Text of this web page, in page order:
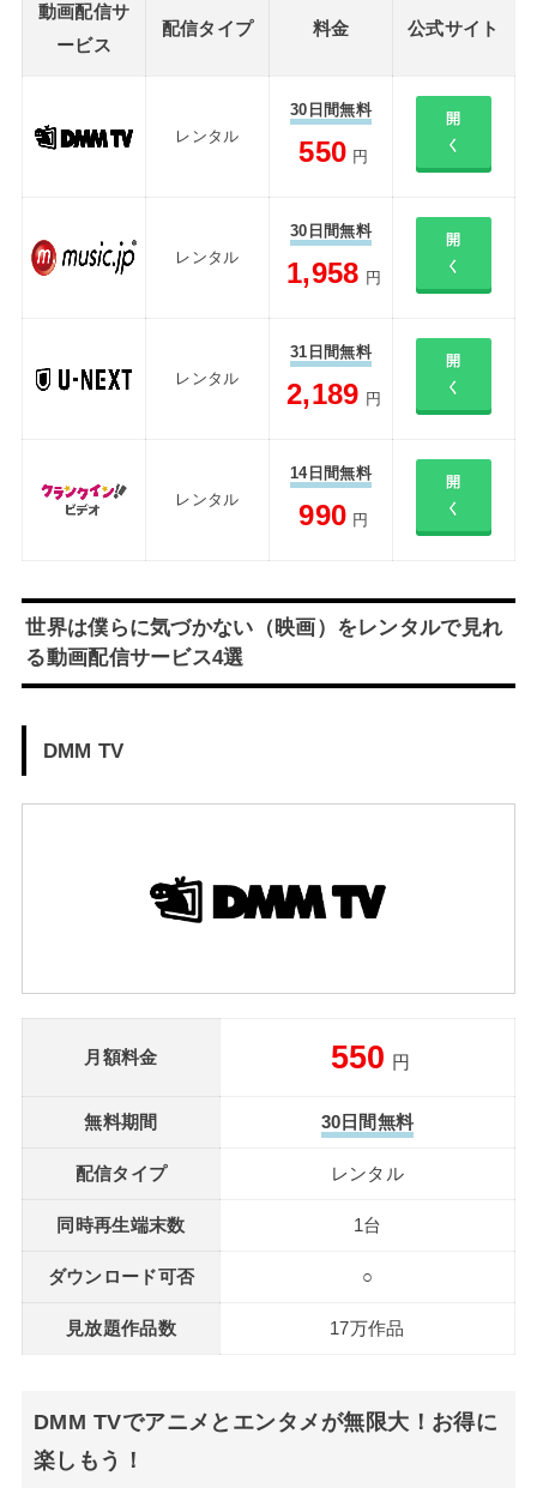
動画配信サ
ービス
配信タイプ 料金 公式サイト
レンタル
30日間無料
550 円
開
く
レンタル
30日間無料
1,958 円
開
く
レンタル
31日間無料
2,189 円
開
く
レンタル
14日間無料
990 円
開
く
世界は僕らに気づかない（映画）をレンタルで見れ
る動画配信サービス4選
DMM TV
月額料金 550 円
無料期間 30日間無料
配信タイプ レンタル
同時再生端末数 1台
ダウンロード可否 ○
見放題作品数 17万作品
DMM TVでアニメとエンタメが無限大！お得に
楽しもう！